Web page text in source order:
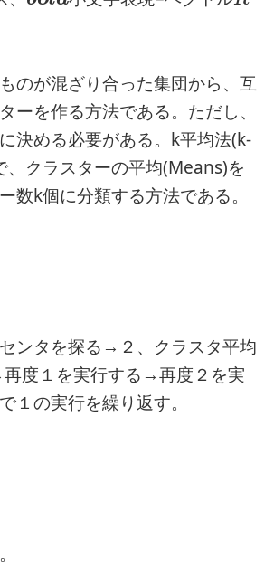
のが混ざり合った集団から、互
ーを作る方法である。ただし、
決める必要がある。k平均法(k-
クラスターの平均(Means)を
数k個に分類する方法である。
ンタを探る→２、クラスタ平均
度１を実行する→再度２を実
１の実行を繰り返す。